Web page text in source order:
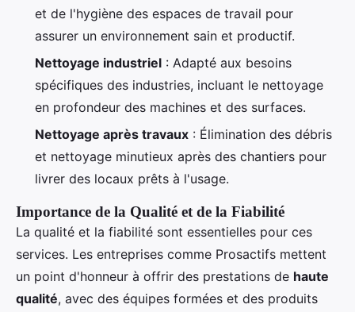
et de l'hygiène des espaces de travail pour
assurer un environnement sain et productif.
Nettoyage industriel : Adapté aux besoins
spécifiques des industries, incluant le nettoyage
en profondeur des machines et des surfaces.
Nettoyage après travaux : Élimination des débris
et nettoyage minutieux après des chantiers pour
livrer des locaux prêts à l'usage.
Importance de la Qualité et de la Fiabilité
La qualité et la fiabilité sont essentielles pour ces
services. Les entreprises comme Prosactifs mettent
un point d'honneur à offrir des prestations de haute
qualité, avec des équipes formées et des produits